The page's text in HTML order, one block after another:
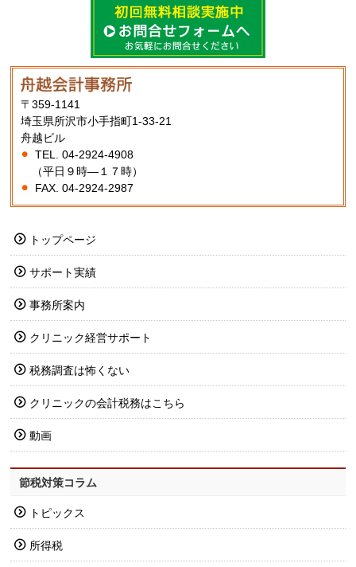
〒359-1141
埼玉県所沢市小手指町1-33-21
舟越ビル
TEL. 04-2924-4908
（平日９時―１７時）
FAX. 04-2924-2987
トップページ
サポート実績
事務所案内
クリニック経営サポート
税務調査は怖くない
クリニックの会計税務はこちら
動画
節税対策コラム
トピックス
所得税